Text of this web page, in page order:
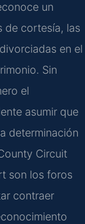
un
de cortesía, las
en el
Sin
el
asumir que
determinación
Circuit
son los foros
contraer